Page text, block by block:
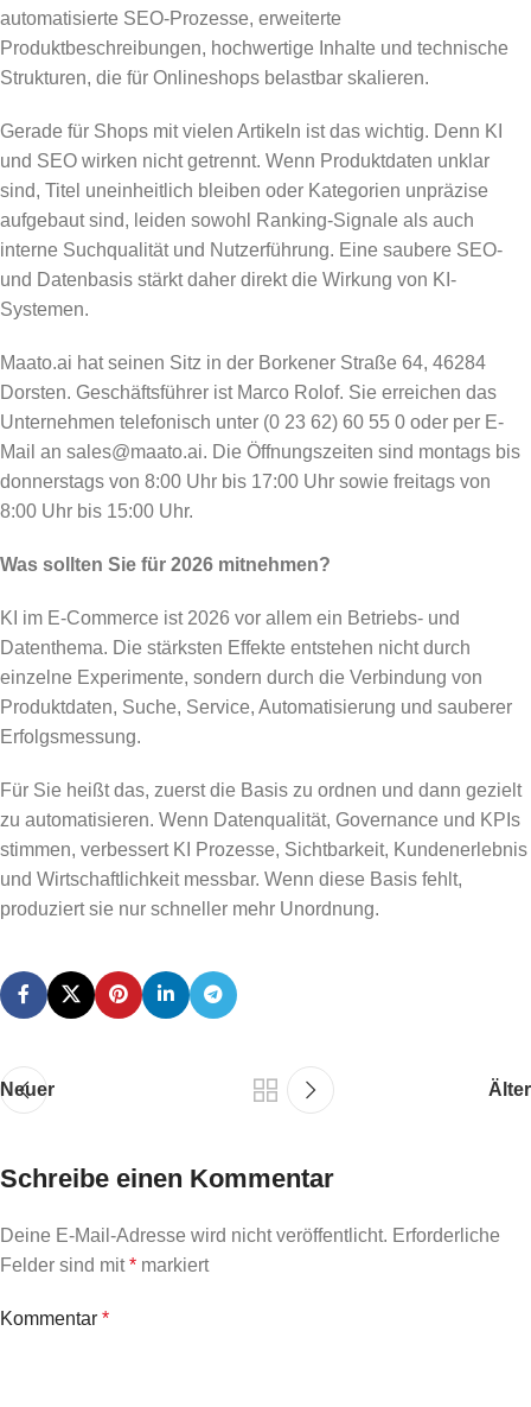
automatisierte SEO-Prozesse, erweiterte
Produktbeschreibungen, hochwertige Inhalte und technische
Strukturen, die für Onlineshops belastbar skalieren.
Gerade für Shops mit vielen Artikeln ist das wichtig. Denn KI
und SEO wirken nicht getrennt. Wenn Produktdaten unklar
sind, Titel uneinheitlich bleiben oder Kategorien unpräzise
aufgebaut sind, leiden sowohl Ranking-Signale als auch
interne Suchqualität und Nutzerführung. Eine saubere SEO-
und Datenbasis stärkt daher direkt die Wirkung von KI-
Systemen.
Maato.ai hat seinen Sitz in der Borkener Straße 64, 46284
Dorsten. Geschäftsführer ist Marco Rolof. Sie erreichen das
Unternehmen telefonisch unter (0 23 62) 60 55 0 oder per E-
Mail an sales@maato.ai. Die Öffnungszeiten sind montags bis
donnerstags von 8:00 Uhr bis 17:00 Uhr sowie freitags von
8:00 Uhr bis 15:00 Uhr.
Was sollten Sie für 2026 mitnehmen?
KI im E-Commerce ist 2026 vor allem ein Betriebs- und
Datenthema. Die stärksten Effekte entstehen nicht durch
einzelne Experimente, sondern durch die Verbindung von
Produktdaten, Suche, Service, Automatisierung und sauberer
Erfolgsmessung.
Für Sie heißt das, zuerst die Basis zu ordnen und dann gezielt
zu automatisieren. Wenn Datenqualität, Governance und KPIs
stimmen, verbessert KI Prozesse, Sichtbarkeit, Kundenerlebnis
und Wirtschaftlichkeit messbar. Wenn diese Basis fehlt,
produziert sie nur schneller mehr Unordnung.
Neuer Älter
Schreibe einen Kommentar
Deine E-Mail-Adresse wird nicht veröffentlicht. Erforderliche
Felder sind mit* markiert
Kommentar *